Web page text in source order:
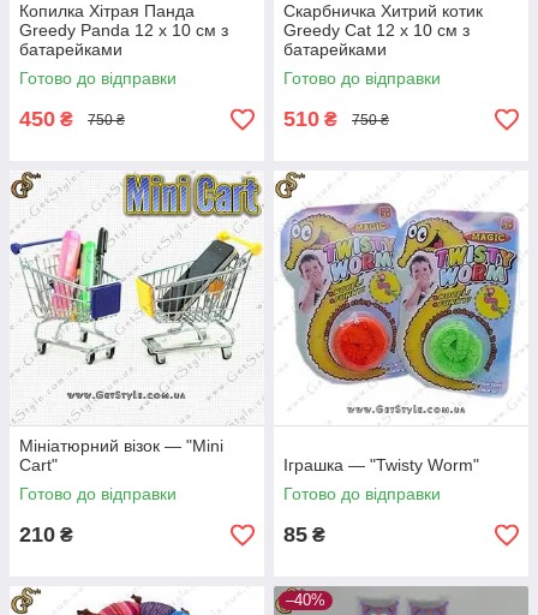
Копилка Хітрая Панда
Greedy Panda 12 х 10 см з
батарейками
Готово до відправки
450 ₴ 750 ₴
Скарбничка Хитрий котик
Greedy Cat 12 х 10 см з
батарейками
Готово до відправки
510 ₴ 750 ₴
Мініатюрний візок — "Mini
Cart"
Готово до відправки
210 ₴
Іграшка — "Twisty Worm"
Готово до відправки
85 ₴
–40%